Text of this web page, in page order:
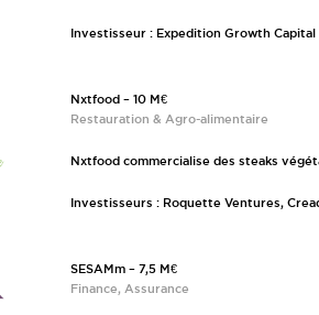
Investisseur : Expedition Growth Capital
Nxtfood – 10 M€
Restauration & Agro-alimentaire
Nxtfood commercialise des steaks
Investisseurs : Roquette Ventures,
SESAMm – 7,5 M€
Finance, Assurance